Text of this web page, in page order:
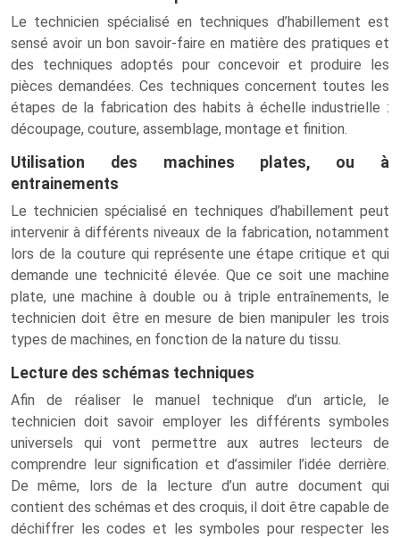
Le technicien spécialisé en techniques d’habillement est
sensé avoir un bon savoir-faire en matière des pratiques et
des techniques adoptés pour concevoir et produire les
pièces demandées. Ces techniques concernent toutes les
étapes de la fabrication des habits à échelle industrielle :
découpage, couture, assemblage, montage et finition.
Utilisation des machines plates, ou à
entrainements
Le technicien spécialisé en techniques d’habillement peut
intervenir à différents niveaux de la fabrication, notamment
lors de la couture qui représente une étape critique et qui
demande une technicité élevée. Que ce soit une machine
plate, une machine à double ou à triple entraînements, le
technicien doit être en mesure de bien manipuler les trois
types de machines, en fonction de la nature du tissu.
Lecture des schémas techniques
Afin de réaliser le manuel technique d’un article, le
technicien doit savoir employer les différents symboles
universels qui vont permettre aux autres lecteurs de
comprendre leur signification et d’assimiler l’idée derrière.
De même, lors de la lecture d’un autre document qui
contient des schémas et des croquis, il doit être capable de
déchiffrer les codes et les symboles pour respecter les